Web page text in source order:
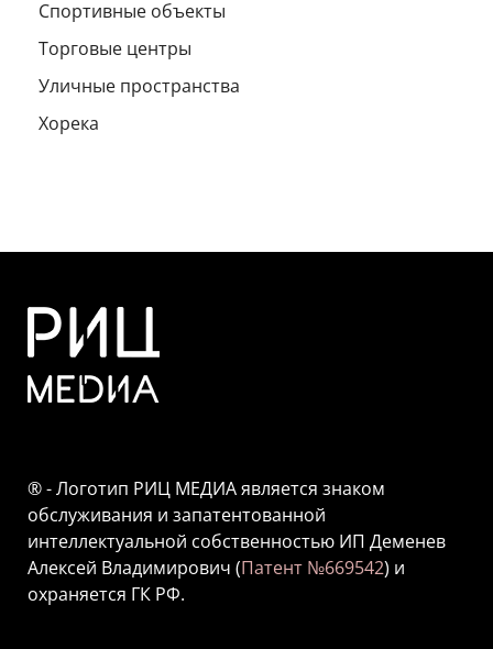
Спортивные объекты
Торговые центры
Уличные пространства
Хорека
® - Логотип РИЦ МЕДИА является знаком
обслуживания и запатентованной
интеллектуальной собственностью ИП Деменев
Алексей Владимирович (Патент №669542) и
охраняется ГК РФ.